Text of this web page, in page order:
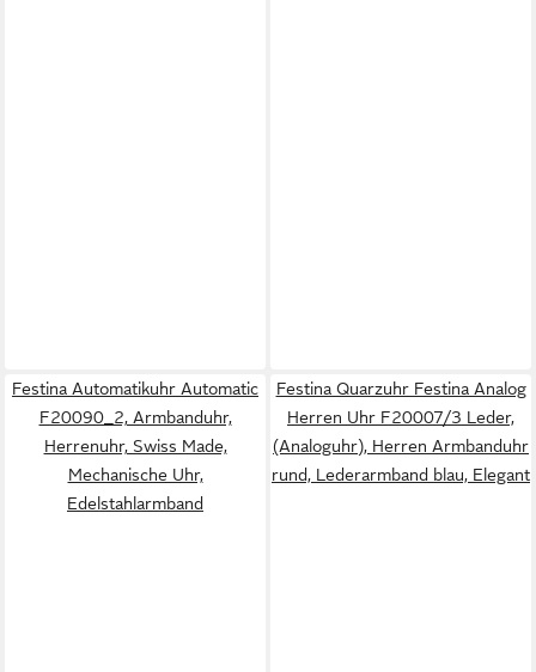
Festina Automatikuhr Automatic
F20090_2, Armbanduhr,
Herrenuhr, Swiss Made,
Mechanische Uhr,
Edelstahlarmband
Festina Quarzuhr Festina Analog
Herren Uhr F20007/3 Leder,
(Analoguhr), Herren Armbanduhr
rund, Lederarmband blau, Elegant